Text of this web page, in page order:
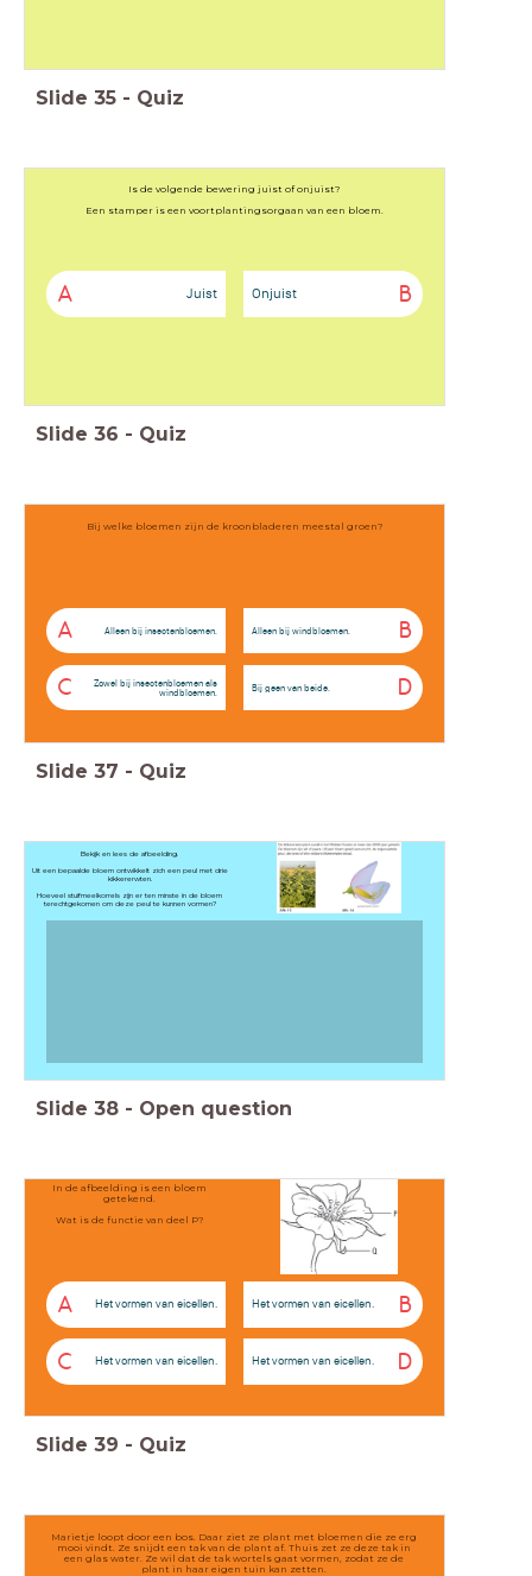
Slide 35 - Quiz
Is de volgende bewering juist of onjuist?
Een stamper is een voortplantingsorgaan van een bloem.
A Juist B
Onjuist
Slide 36 - Quiz
Bij welke bloemen zijn de kroonbladeren meestal groen?
A Alleen bij insectenbloemen. B
Alleen bij windbloemen.
C
Zowel bij insectenbloemen als
windbloemen.
D
Bij geen van beide.
Slide 37 - Quiz
Bekijk en lees de afbeelding.
Uit een bepaalde bloem ontwikkelt zich een peul met drie
kikkererwten.
Hoeveel stuifmeelkorrels zijn er ten minste in de bloem
terechtgekomen om deze peul te kunnen vormen?
Slide 38 - Open question
In de afbeelding is een bloem
getekend.
Wat is de functie van deel P?
A Het vormen van eicellen. B
Het vormen van eicellen.
C Het vormen van eicellen. D
Het vormen van eicellen.
Slide 39 - Quiz
Marietje loopt door een bos. Daar ziet ze plant met bloemen die ze erg
mooi vindt. Ze snijdt een tak van de plant af. Thuis zet ze deze tak in
een glas water. Ze wil dat de tak wortels gaat vormen, zodat ze de
plant in haar eigen tuin kan zetten.